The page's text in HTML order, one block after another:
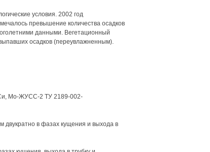
условия. 2002 год
превышение количества осадков
данными. Вегетационный
осадков (переувлажненным).
Си, Мо-ЖУСС-2 ТУ 2189-002-
двукратно в фазах кущения и выхода в